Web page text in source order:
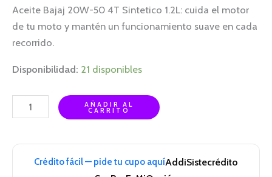
Aceite Bajaj 20W-50 4T Sintetico 1.2L: cuida el motor
de tu moto y mantén un funcionamiento suave en cada
recorrido.
Disponibilidad: 21 disponibles
AÑADIR AL
CARRITO
Crédito fácil — pide tu cupo aquíAddiSistecrédito